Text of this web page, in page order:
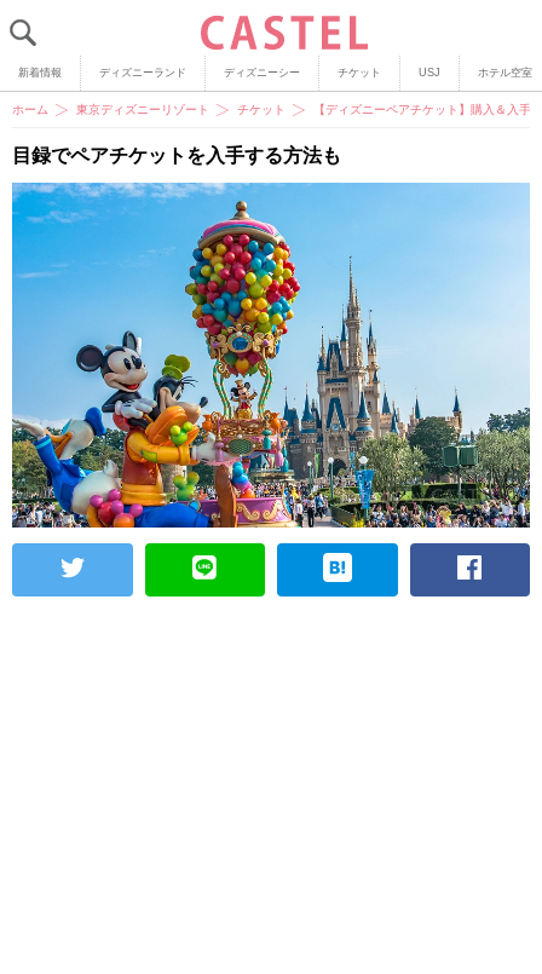
新着情報 ディズニーランド ディズニーシー チケット USJ ホテル空室
ホーム 東京ディズニーリゾート チケット 【ディズニーペアチケット】購入＆入手
目録でペアチケットを入手する方法も